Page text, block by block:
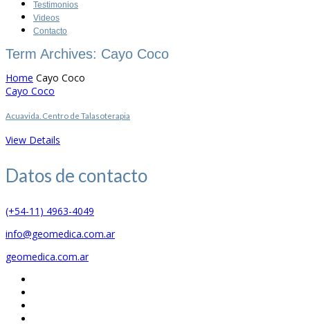
Testimonios
Videos
Contacto
Term Archives: Cayo Coco
Home Cayo Coco
Cayo Coco
Acuavida. Centro de Talasoterapia
View Details
Datos de contacto
(+54-11) 4963-4049
info@geomedica.com.ar
geomedica.com.ar